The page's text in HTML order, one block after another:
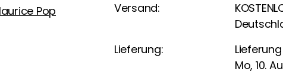
Pop
Versand:
Lieferung:
Mo, 10.